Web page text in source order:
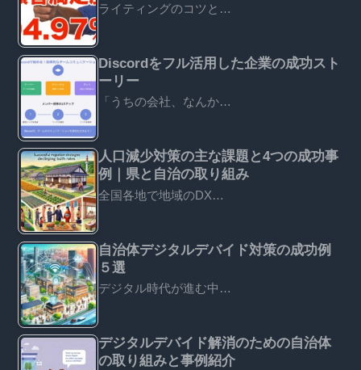
ライティングのコツと…
Discordをフル活用した企業の成功スト
ーリー
「うちの会社、なんか…
人口減少対策の主な課題と4つの成功事
例｜県と自治の取り組み
全国各地で地域のDX…
自治体デジタルデバイド対策の成功例
５選
デジタル時代が進む中…
デジタルデバイド解消のための自治体
の取り組みと事例紹介